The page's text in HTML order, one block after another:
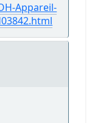
Appareil-